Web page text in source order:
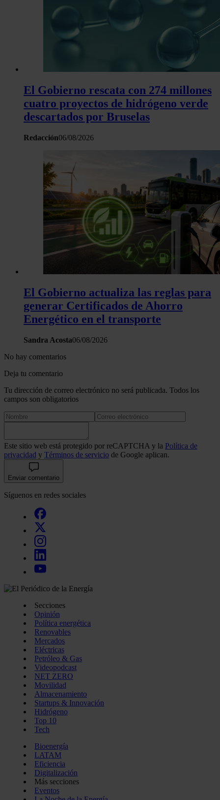
El Gobierno rescata con 274 millones
cuatro proyectos de hidrógeno verde
descartados por Bruselas
Redacción06/08/2026
El Gobierno actualiza las reglas para
generar Certificados de Ahorro
Energético en el transporte
Sandra Acosta06/08/2026
No hay comentarios
Deja tu comentario
Tu dirección de correo electrónico no será publicada. Todos los
campos son obligatorios
Este sitio web está protegido por reCAPTCHA y la Política de
privacidad y Términos de servicio de Google aplican.
Enviar comentario
Síguenos en redes sociales
Secciones
Opinión
Política energética
Renovables
Mercados
Eléctricas
Petróleo & Gas
Videopodcast
NET ZERO
Movilidad
Almacenamiento
Startups & Innovación
Hidrógeno
Top 10
Tech
Bioenergía
LATAM
Eficiencia
Digitalización
Más secciones
Eventos